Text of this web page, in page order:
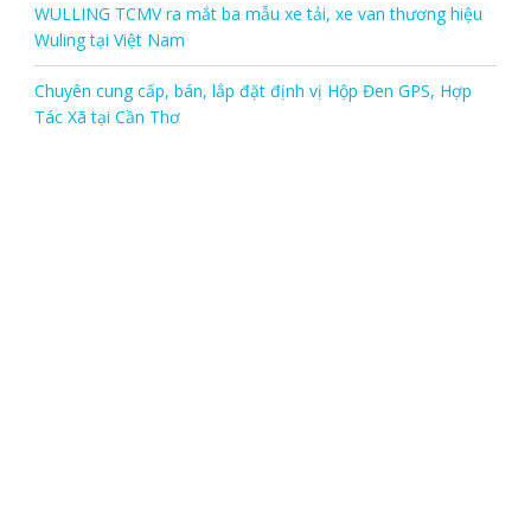
WULLING TCMV ra mắt ba mẫu xe tải, xe van thương hiệu
Wuling tại Việt Nam
Chuyên cung cấp, bán, lắp đặt định vị Hộp Đen GPS, Hợp
Tác Xã tại Cần Thơ